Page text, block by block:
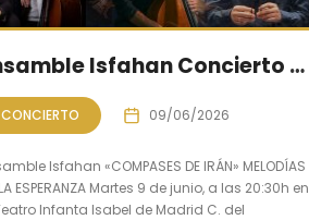
Ensamble Isfahan Concierto «COMPASES DE IRÁN»: Melodías de la Esperanza
CONCIERTO 09/06/2026
Isfahan «COMPASES DE IRÁN» MELODÍAS
ESPERANZA Martes 9 de junio, a las 20:30h en
Infanta Isabel de Madrid C. del